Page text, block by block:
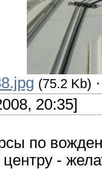
(75.2 Kb)
20:35]
по
-